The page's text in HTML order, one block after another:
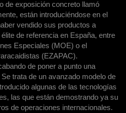
de exposición concreto llamó
están introduciéndose en el
vendido sus productos a
de referencia en España, entre
Especiales (MOE) o el
(EZAPAC).
de poner a punto una
trata de un avanzado modelo de
algunas de las tecnologías
las que están demostrando ya su
de operaciones internacionales.